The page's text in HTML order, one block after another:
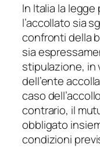
In Italia la
l’accollato sia
confronti della
sia
stipulazione, in
dell’ente
caso
contrario, il
obbligato
condizioni